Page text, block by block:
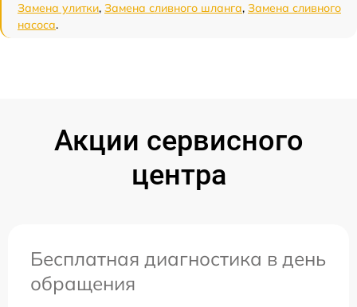
Замена улитки, Замена сливного шланга, Замена сливного
насоса.
Акции сервисного
центра
Бесплатная диагностика в день
обращения